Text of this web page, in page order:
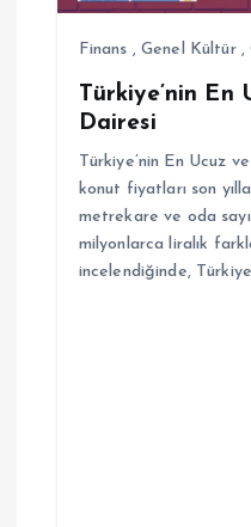
Finans ,Genel Kültür,
Türkiye’nin En
Dairesi
Türkiye’nin En Ucuz
konut fiyatları son
metrekare ve oda
milyonlarca liralık
incelendiğinde,